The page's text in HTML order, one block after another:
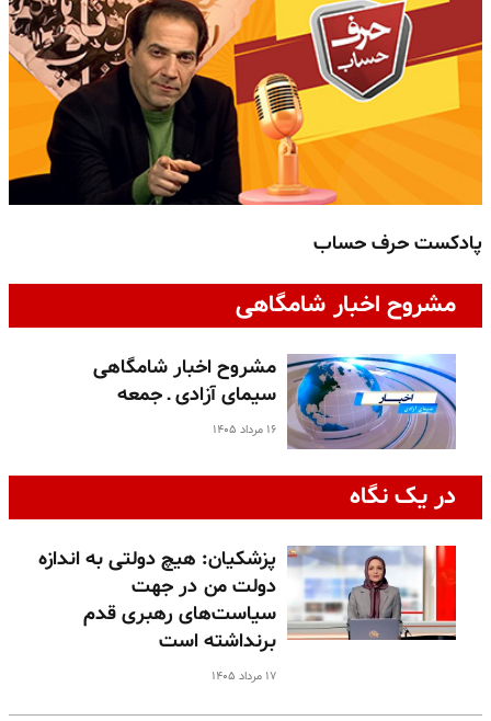
پادکست حرف حساب
مشروح اخبار شامگاهی
مشروح اخبار شامگاهی
سیمای آزادی ـ جمعه
۱۶ مرداد ۱۴۰۵
در یک نگاه
پزشکیان: هیچ دولتی به اندازه
دولت من در جهت
سیاست‌های رهبری قدم
برنداشته است
۱۷ مرداد ۱۴۰۵